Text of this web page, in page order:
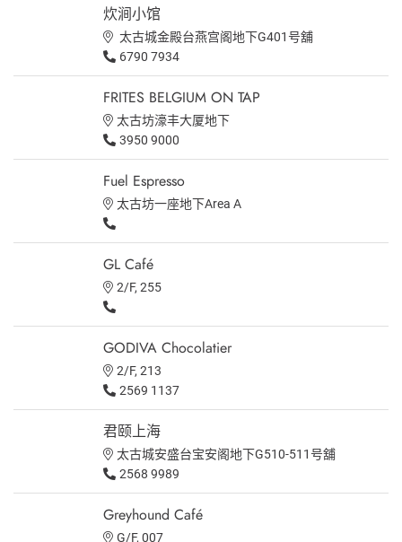
炊涧小馆
太古城金殿台燕宫阁地下G401号舖
6790 7934
FRITES BELGIUM ON TAP
太古坊濠丰大厦地下
3950 9000
Fuel Espresso
太古坊一座地下Area A
GL Café
2/F, 255
GODIVA Chocolatier
2/F, 213
2569 1137
君颐上海
太古城安盛台宝安阁地下G510-511号舖
2568 9989
Greyhound Café
G/F, 007